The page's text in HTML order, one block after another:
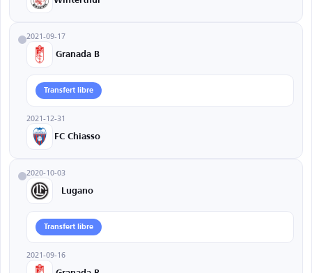
2021-09-17
Granada B
Transfert libre
2021-12-31
FC Chiasso
2020-10-03
Lugano
Transfert libre
2021-09-16